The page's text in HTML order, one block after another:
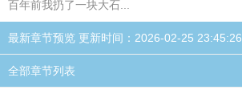
百年前我扔了一块大石...
最新章节预览 更新时间：2026-02-25 23:45:26
全部章节列表